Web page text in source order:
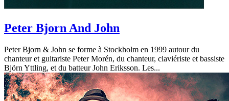
Peter Bjorn And John
Peter Bjorn & John se forme à Stockholm en 1999 autour du
chanteur et guitariste Peter Morén, du chanteur, claviériste et bassiste
Björn Yttling, et du batteur John Eriksson. Les...